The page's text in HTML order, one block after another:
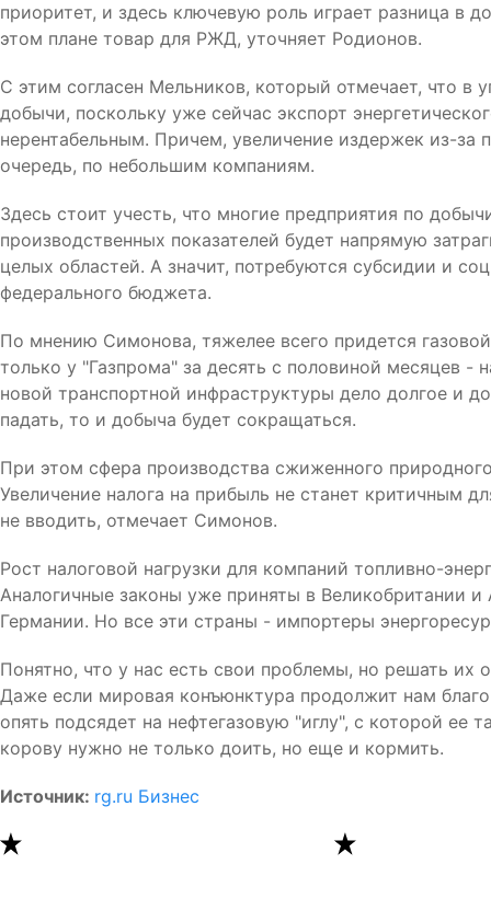
приоритет, и здесь ключевую роль играет разница в
этом плане товар для РЖД, уточняет Родионов.
С этим согласен Мельников, который отмечает, что в
добычи, поскольку уже сейчас экспорт
нерентабельным. Причем, увеличение издержек из-
очередь, по небольшим компаниям.
Здесь стоит учесть, что многие предприятия по
производственных показателей будет напрямую
целых областей. А значит, потребуются субсидии и
федерального бюджета.
По мнению Симонова, тяжелее всего придется
только у "Газпрома" за десять с половиной месяцев -
новой транспортной инфраструктуры дело долгое и
падать, то и добыча будет сокращаться.
При этом сфера производства сжиженного
Увеличение налога на прибыль не станет критичным
не вводить, отмечает Симонов.
Рост налоговой нагрузки для компаний топливно-
Аналогичные законы уже приняты в
Германии. Но все эти страны - импортеры
Понятно, что у нас есть свои проблемы, но решать их
Даже если мировая конъюнктура продолжит нам
опять подсядет на нефтегазовую "иглу", с которой
корову нужно не только доить, но еще и кормить.
Источник: rg.ru Бизнес